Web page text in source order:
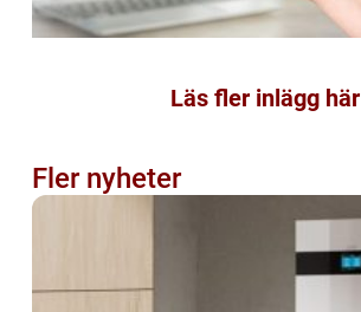
Läs fler inlägg här
Fler nyheter